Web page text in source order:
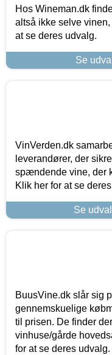
Hos Wineman.dk
altså ikke selve
at se deres udvalg.
Se
VinVerden.dk
leverandører, der
spændende vine, der
Klik her for at se
Se
BuusVine.dk slår sig
gennemskuelige
til prisen. De finder
vinhuse/gårde
for at se deres udvalg.